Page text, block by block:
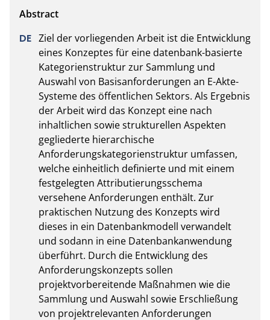
Ziel der vorliegenden Arbeit ist die Entwicklung
eines Konzeptes für eine datenbank-basierte
Kategorienstruktur zur Sammlung und
Auswahl von Basisanforderungen an E-Akte-
Systeme des öffentlichen Sektors. Als Ergebnis
der Arbeit wird das Konzept eine nach
inhaltlichen sowie strukturellen Aspekten
gegliederte hierarchische
Anforderungskategorienstruktur umfassen,
welche einheitlich definierte und mit einem
festgelegten Attributierungsschema
versehene Anforderungen enthält. Zur
praktischen Nutzung des Konzepts wird
dieses in ein Datenbankmodell verwandelt
und sodann in eine Datenbankanwendung
überführt. Durch die Entwicklung des
Anforderungskonzepts sollen
projektvorbereitende Maßnahmen wie die
Sammlung und Auswahl sowie Erschließung
von projektrelevanten Anforderungen